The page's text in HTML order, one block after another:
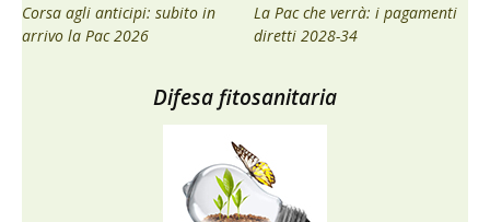
Corsa agli anticipi: subito in
arrivo la Pac 2026
La Pac che verrà: i pagamenti
diretti 2028-34
Difesa fitosanitaria